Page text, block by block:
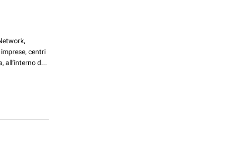
centri
all’interno d...